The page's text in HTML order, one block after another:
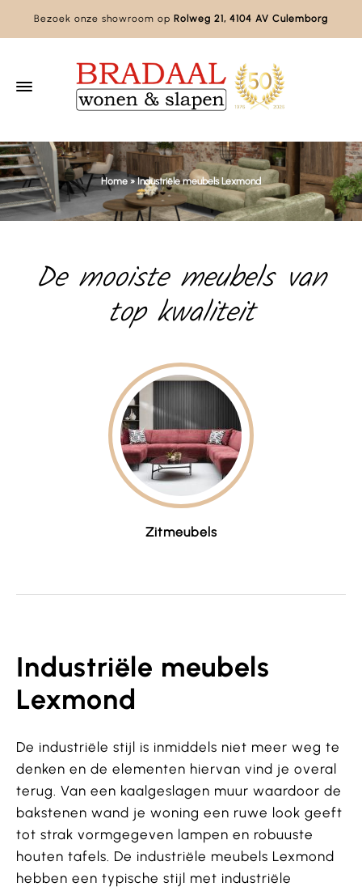
Bezoek onze showroom op Rolweg 21, 4104 AV Culemborg
Home »Industriële meubels Lexmond
De mooiste meubels van
top kwaliteit
Zitmeubels
Industriële meubels
Lexmond
De industriële stijl is inmiddels niet meer weg te
denken en de elementen hiervan vind je overal
terug. Van een kaalgeslagen muur waardoor de
bakstenen wand je woning een ruwe look geeft
tot strak vormgegeven lampen en robuuste
houten tafels. De industriële meubels Lexmond
hebben een typische stijl met industriële